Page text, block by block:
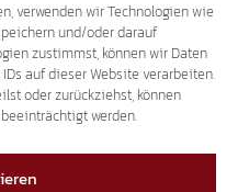
verwenden wir Technologien wie
und/oder darauf
zustimmst, können wir Daten
auf dieser Website verarbeiten.
oder zurückziehst, können
werden.